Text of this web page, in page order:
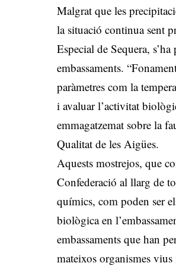
Malgrat que les
la situació continua sent
Especial de Sequera,
embassaments.
paràmetres com la
i avaluar l’activitat
emmagatzemat sobre la
Qualitat de les Aigües.
Aquests mostrejos, que
Confederació al llarg de
químics, com poden ser
biològica en
embassaments que han
mateixos organismes